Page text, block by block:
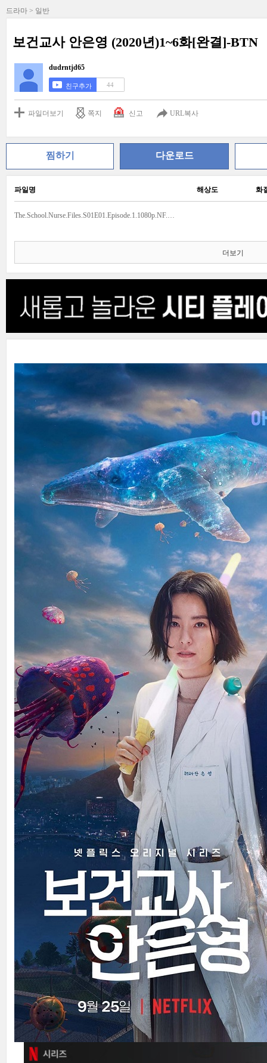
드라마 > 일반
보건교사 안은영 (2020년)1~6화[완결]-BTN
dudrntjd65
친구추가 44
파일더보기 쪽지 신고 URL복사
찜하기 다운로드
파일명 해상도 화
The.School.Nurse.Files.S01E01.Episode.1.1080p.NF.WEB-DL.DDP5.1.x264-BTN.mkv
더보기